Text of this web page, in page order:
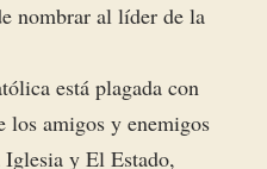
nombrar al líder de la
está plagada con
los amigos y enemigos
y El Estado,